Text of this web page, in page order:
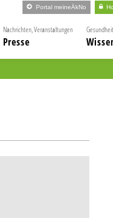
Portal meineÄkNo
Nachrichten, Veranstaltungen
Presse